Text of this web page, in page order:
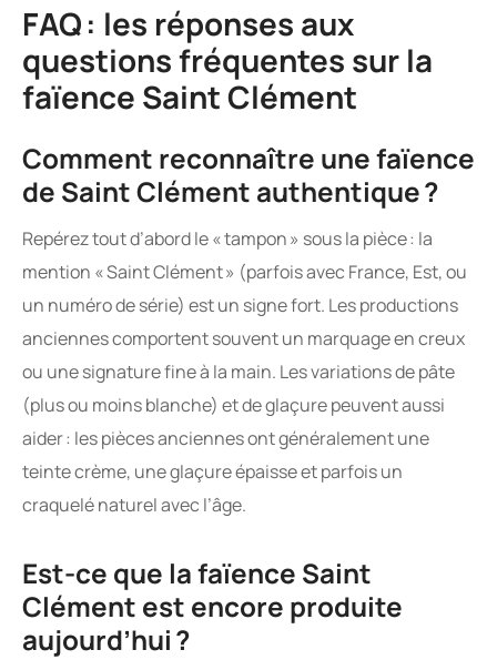
FAQ : les réponses aux
questions fréquentes sur la
faïence Saint Clément
Comment reconnaître une faïence
de Saint Clément authentique ?
Repérez tout d’abord le « tampon » sous la pièce : la
mention « Saint Clément » (parfois avec France, Est, ou
un numéro de série) est un signe fort. Les productions
anciennes comportent souvent un marquage en creux
ou une signature fine à la main. Les variations de pâte
(plus ou moins blanche) et de glaçure peuvent aussi
aider : les pièces anciennes ont généralement une
teinte crème, une glaçure épaisse et parfois un
craquelé naturel avec l’âge.
Est-ce que la faïence Saint
Clément est encore produite
aujourd’hui ?